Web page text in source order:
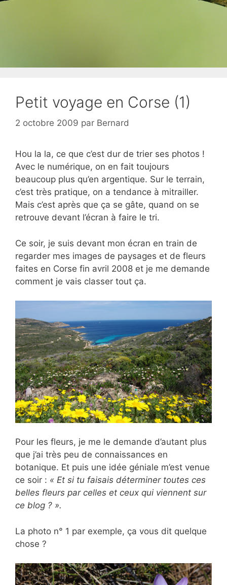
Petit voyage en Corse (1)
2 octobre 2009 par Bernard
Hou la la, ce que c’est dur de trier ses photos !
Avec le numérique, on en fait toujours
beaucoup plus qu’en argentique. Sur le terrain,
c’est très pratique, on a tendance à mitrailler.
Mais c’est après que ça se gâte, quand on se
retrouve devant l’écran à faire le tri.
Ce soir, je suis devant mon écran en train de
regarder mes images de paysages et de fleurs
faites en Corse fin avril 2008 et je me demande
comment je vais classer tout ça.
Pour les fleurs, je me le demande d’autant plus
que j’ai très peu de connaissances en
botanique. Et puis une idée géniale m’est venue
ce soir : « Et si tu faisais déterminer toutes ces
belles fleurs par celles et ceux qui viennent sur
ce blog ? ».
La photo n° 1 par exemple, ça vous dit quelque
chose ?